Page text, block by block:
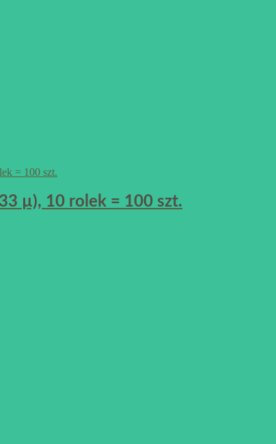
µ), 10 rolek = 100 szt.